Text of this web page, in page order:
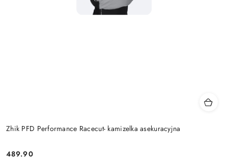
Zhik PFD Performance Racecut- kamizelka asekuracyjna
489.90